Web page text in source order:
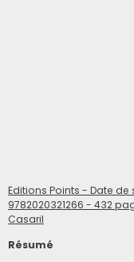
Editions Points - Date de
9782020321266 - 432
Casaril
Résumé